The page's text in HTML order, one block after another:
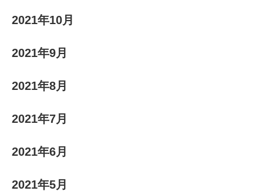
2021年10月
2021年9月
2021年8月
2021年7月
2021年6月
2021年5月